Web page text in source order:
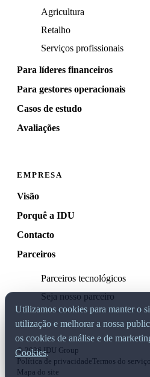
Agricultura
Retalho
Serviços profissionais
Para líderes financeiros
Para gestores operacionais
Casos de estudo
Avaliações
EMPRESA
Visão
Porquê a IDU
Contacto
Parceiros
Parceiros tecnológicos
Seja nosso parceiro
© 2026 IDU Group
Política de privacidadeTermos do serviço
Mapa do site
Utilizamos cookies para manter o
utilização e melhorar a nossa
os cookies de análise e de
Cookies.